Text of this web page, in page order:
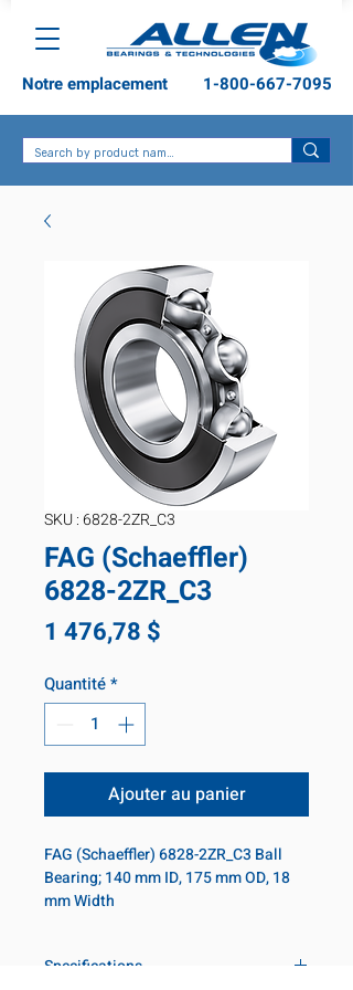
1-800-667-7095
Notre emplacement
SKU : 6828-2ZR_C3
FAG (Schaeffler)
6828-2ZR_C3
1 476,78 $
Quantité*
Ajouter au panier
FAG (Schaeffler) 6828-2ZR_C3 Ball
Bearing; 140 mm ID, 175 mm OD, 18
mm Width
Specifications